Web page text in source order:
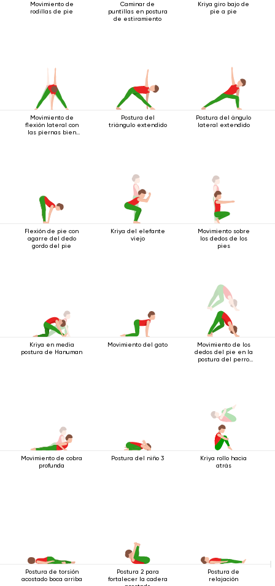
Movimiento de
rodillas de pie
Caminar de
puntillas en postura
de estiramiento
Kriya giro bajo de
pie a pie
Movimiento de
flexión lateral con
las piernas bien
Postura del
triángulo extendido
Postura del ángulo
lateral extendido
Flexión de pie con
agarre del dedo
gordo del pie
Kriya del elefante
viejo
Movimiento sobre
los dedos de los
pies
Kriya en media
postura de Hanuman
Movimiento del gato
Movimiento de los
dedos del pie en la
postura del perro
Movimiento de cobra
profunda
Postura del niño 3
Kriya rollo hacia
atrás
Postura de torsión
acostado boca arriba
Postura 2 para
fortalecer la cadera
Postura de
relajación